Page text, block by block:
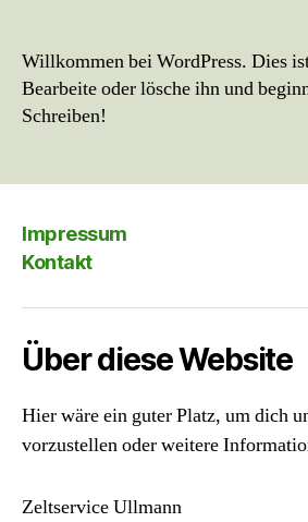
Willkommen bei WordPress. Dies
Bearbeite oder lösche ihn und
Schreiben!
Impressum
Kontakt
Über diese Website
Hier wäre ein guter Platz, um dich
vorzustellen oder weitere
Zeltservice Ullmann